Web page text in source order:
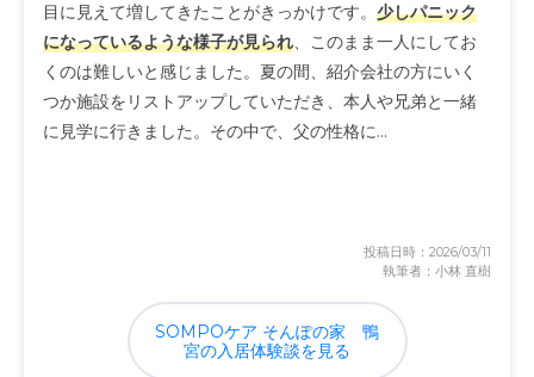
目に見えて増してきたことがきっかけです。 少しパニック
になっているような様子が見られ、このまま一人にしてお
くのは難しいと感じました。夏の間、紹介会社の方にいく
つか施設をリストアップしていただき、本人や兄弟と一緒
に見学に行きました。その中で、父の性格に...
投稿日時：2026/03/11
執筆者：小林 直樹
SOMPOケア そんぽの家　鴨
宮の入居体験談を見る